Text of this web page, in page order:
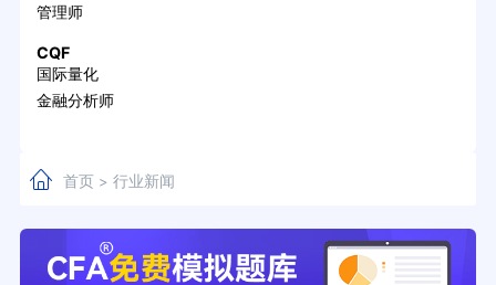
管理师
CQF
国际量化
金融分析师
首页> 行业新闻